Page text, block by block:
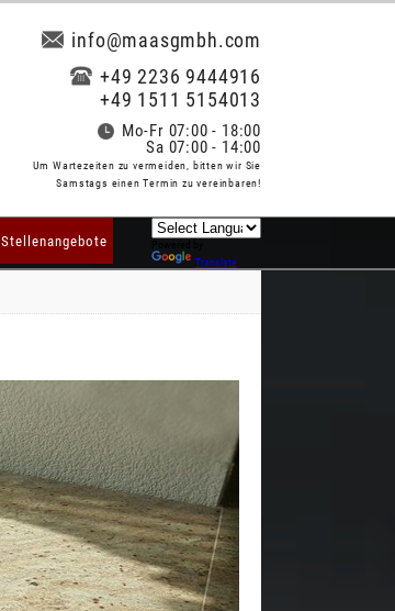
info@maasgmbh.com
+49 2236 9444916
+49 1511 5154013
Mo-Fr 07:00 - 18:00
Sa 07:00 - 14:00
Um Wartezeiten zu vermeiden, bitten wir Sie
Samstags einen Termin zu vereinbaren!
Stellenangebote
Translate